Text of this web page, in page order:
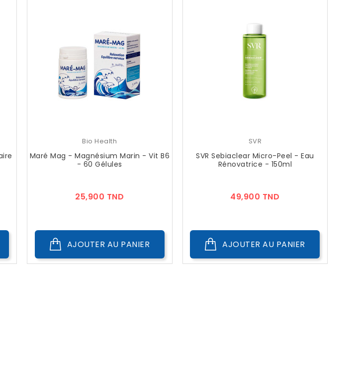
Bio Health
Maré Mag - Magnésium Marin - Vit B6
- 60 Gélules
25,900 TND
AJOUTER AU PANIER
SVR
SVR Sebiaclear Micro-Peel - Eau
Rénovatrice - 150ml
49,900 TND
AJOUTER AU PANIER